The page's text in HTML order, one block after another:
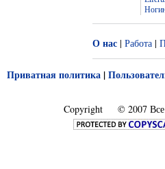
О нас | Работа |
Приватная политика |
Copyright © 2007